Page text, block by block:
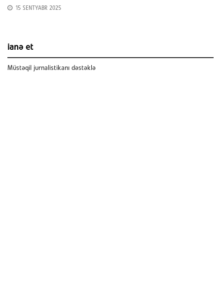
15 SENTYABR 2025
ianə et
Müstəqil jurnalistikanı dəstəklə